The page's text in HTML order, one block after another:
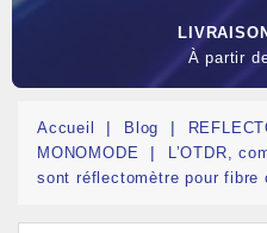
À partir
Accueil Blog
MONOMODE
L’OTDR,
sont réflectomètre pour fibre